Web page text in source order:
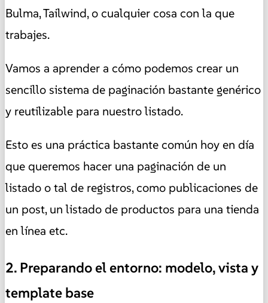
Bulma, Tailwind, o cualquier cosa con la que
trabajes.
Vamos a aprender a cómo podemos crear un
sencillo sistema de paginación bastante genérico
y reutilizable para nuestro listado.
Esto es una práctica bastante común hoy en día
que queremos hacer una paginación de un
listado o tal de registros, como publicaciones de
un post, un listado de productos para una tienda
en línea etc.
2. Preparando el entorno: modelo, vista y
template base